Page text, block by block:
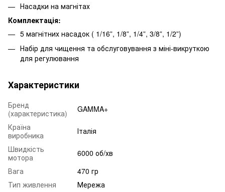
Насадки на магнітах
Комплектація:
5 магнітних насадок ( 1/16”, 1/8”, 1/4”, 3/8”, 1/2”)
Набір для чищення та обслуговування з міні-викруткою
для регулювання
Характеристики
Бренд
(характеристика)
GAMMA+
Країна
виробника
Італія
Швидкість
мотора
6000 об/хв
Вага
470 гр
Тип живлення
Мережа